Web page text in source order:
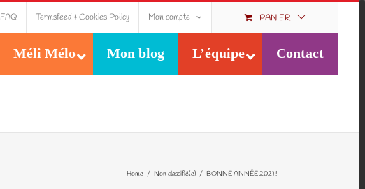
FAQ Termsfeed & Cookies Policy Mon compte PANIER
Méli Mélo Mon blog L’équipe Contact
Home / Non classifié(e) / BONNE ANNÉE 2021 !